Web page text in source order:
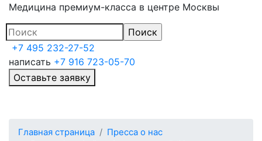
Медицина премиум-класса в центре Москвы
+7 495 232-27-52
написать +7 916 723-05-70
Оставьте заявку
Главная страница
Пресса о нас